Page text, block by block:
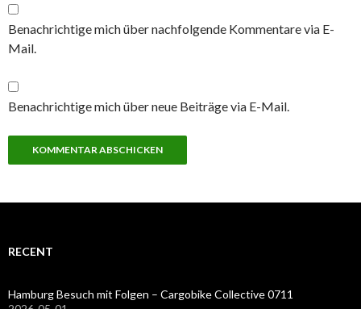
Benachrichtige mich über nachfolgende Kommentare via E-
Mail.
Benachrichtige mich über neue Beiträge via E-Mail.
RECENT
Hamburg Besuch mit Folgen – Cargobike Collective 0711